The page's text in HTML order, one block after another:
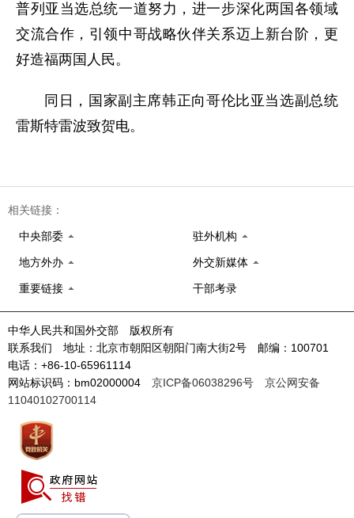
普列亚当选总统一道努力，进一步深化两国各领域
交流合作，引领中哥战略伙伴关系迈上新台阶，更
好造福两国人民。
同日，国家副主席韩正向哥伦比亚当选副总统
雷斯特雷波致贺电。
相关链接：
中央部委 驻外机构
地方外办 外交新媒体
重要链接 干部考录
中华人民共和国外交部 版权所有
联系我们 地址：北京市朝阳区朝阳门南大街2号 邮编：100701
电话：+86-10-65961114
网站标识码：bm02000004 京ICP备06038296号
京公网安备
11040102700114